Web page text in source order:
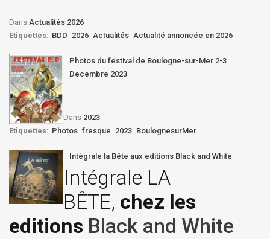
Dans Actualités 2026
Etiquettes: BDD 2026 Actualités Actualité annoncée en 2026
Photos du festival de Boulogne-sur-Mer 2-3
Decembre 2023
Dans 2023
Etiquettes: Photos fresque 2023 BoulognesurMer
Intégrale la Bête aux editions Black and White
Intégrale LA
BÊTE, chez les
editions Black and White